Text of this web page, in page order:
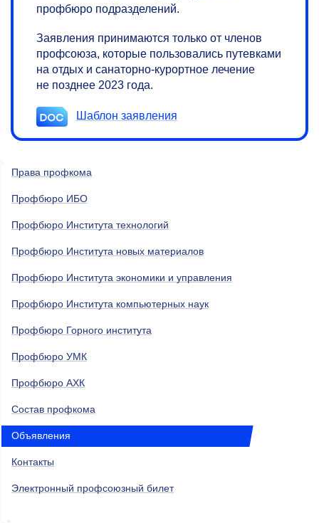
профбюро подразделений.
Заявления принимаются только от членов
профсоюза, которые пользовались путевками
на отдых и санаторно-курортное лечение
не позднее 2023 года.
Шаблон заявления
Права профкома
Профбюро ИБО
Профбюро Института технологий
Профбюро Института новых материалов
Профбюро Института экономики и управления
Профбюро Института компьютерных наук
Профбюро Горного института
Профбюро УМК
Профбюро АХК
Состав профкома
Объявления
Контакты
Электронный профсоюзный билет